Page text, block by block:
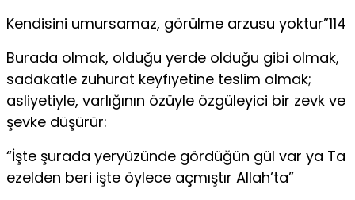
Kendisini umursamaz, görülme arzusu yoktur”114
Burada olmak, olduğu yerde olduğu gibi olmak,
sadakatle zuhurat keyfıyetine teslim olmak;
asliyetiyle, varlığının özüyle özgüleyici bir zevk ve
şevke düşürür:
“İşte şurada yeryüzünde gördüğün gül var ya Ta
ezelden beri işte öylece açmıştır Allah’ta”